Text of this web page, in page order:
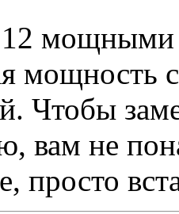
мощными
мощность
Чтобы
вам не
просто